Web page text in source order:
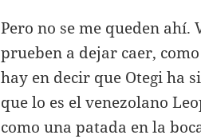
Pero no se me queden
prueben a dejar caer,
hay en decir que Otegi ha
que lo es el venezolano
como una patada en la